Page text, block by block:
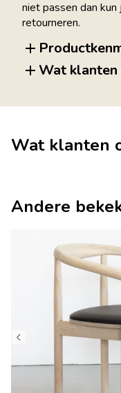
niet passen dan
retourneren.
Wat klanten
Wat klanten
Andere